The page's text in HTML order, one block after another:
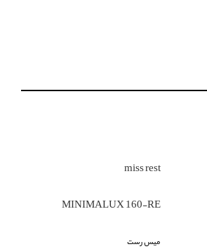
miss rest
MINIMALUX 160-RE
میس رست